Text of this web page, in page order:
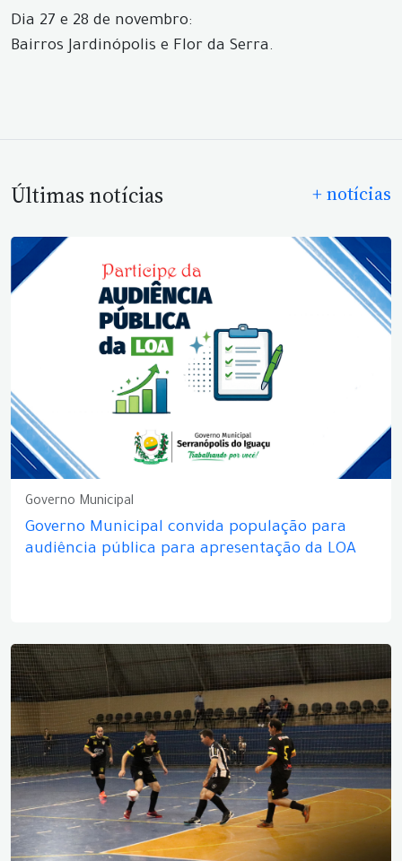
Dia 27 e 28 de novembro:
Bairros Jardinópolis e Flor da Serra.
Últimas notícias + notícias
Governo Municipal
Governo Municipal convida população para
audiência pública para apresentação da LOA